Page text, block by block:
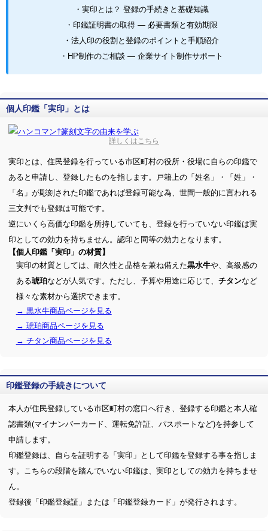
・実印とは？ 登録の手続きと基礎知識
・印鑑証明書の取得 ― 必要書類と有効期限
・法人印の役割と登録のポイントと手順紹介
・HP制作のご相談 ― 企業サイト制作サポート
個人印鑑「実印」とは
詳しくはこちら
実印とは、住民登録を行っている市区町村の役所・役場に自らの印鑑で
あると申請し、登録したものを指します。戸籍上の「姓名」・「姓」・
「名」が彫刻された印鑑であれば登録可能な為、世間一般的に言われる
三文判でも登録は可能です。
逆にいくら高価な印鑑を所持していても、登録を行っていない印鑑は実
印としての効力を持ちません。認印と同等の効力となります。
【個人印鑑「実印」の材質】
実印の材質としては、耐久性と品格を兼ね備えた黒水牛や、高級感の
ある琥珀などが人気です。ただし、予算や用途に応じて、 チタンなど
様々な素材から選択できます。
→ 黒水牛商品ページを見る
→ 琥珀商品ページを見る
→ チタン商品ページを見る
印鑑登録の手続きについて
本人が住民登録している市区町村の窓口へ行き、登録する印鑑と本人確
認書類(マイナンバーカード、運転免許証、パスポートなど)を持参して
申請します。
印鑑登録は、自らを証明する「実印」として印鑑を登録する事を指しま
す。こちらの段階を踏んでいない印鑑は、実印としての効力を持ちませ
ん。
登録後「印鑑登録証」または「印鑑登録カード」が発行されます。